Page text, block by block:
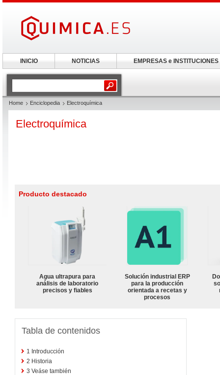
Home Enciclopedia Electroquímica
Electroquímica
Producto destacado
Agua ultrapura para
análisis de laboratorio
precisos y fiables
Solución industrial ERP
para la producción
orientada a recetas y
procesos
Tabla de contenidos
1 Introducción
2 Historia
3 Veáse también
INICIO NOTICIAS EMPRESAS e INSTITUCIONES